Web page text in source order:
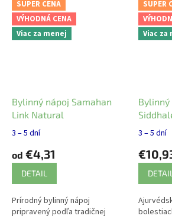
SUPER CENA
VÝHODNÁ CENA
Viac za menej
Bylinný nápoj Samahan
Link Natural
3 – 5 dní
od €4,31
DETAIL
Prírodný bylinný nápoj
pripravený podľa tradičnej
SUPER
Viac za
3 – 5 dní
DETAIL